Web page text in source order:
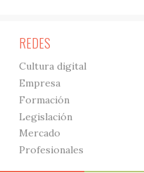
REDES
Cultura digital
Empresa
Formación
Legislación
Mercado
Profesionales